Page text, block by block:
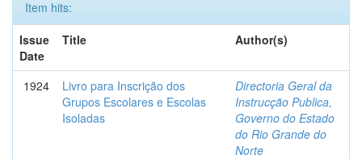
Item hits:
Issue
Date
Title Author(s)
1924
Livro para Inscrição dos
Grupos Escolares e Escolas
Isoladas
Directoria Geral da
Instrucção Publica,
Governo do Estado
do Rio Grande do
Norte